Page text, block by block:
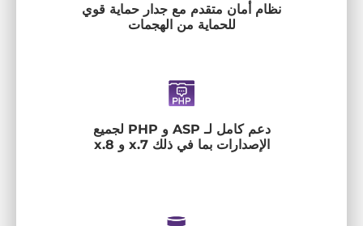
نظام أمان متقدم مع جدار حماية قوي
للحماية من الهجمات
دعم كامل لـ ASP و PHP لجميع
الإصدارات بما في ذلك 7.x و 8.x